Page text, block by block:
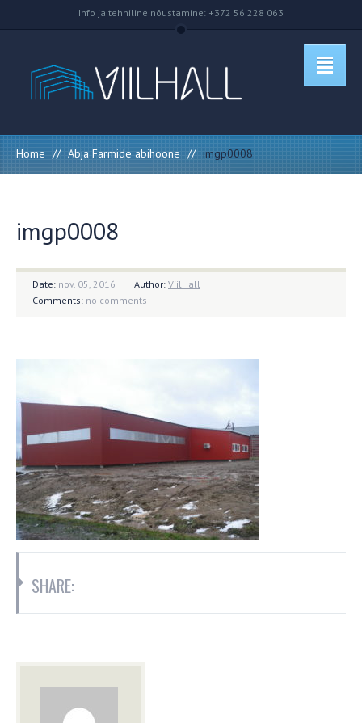
Info ja tehniline nõustamine: +372 56 228 063
Home // Abja Farmide abihoone // imgp0008
imgp0008
Date: nov. 05, 2016 Author: ViilHall
Comments: no comments
SHARE: